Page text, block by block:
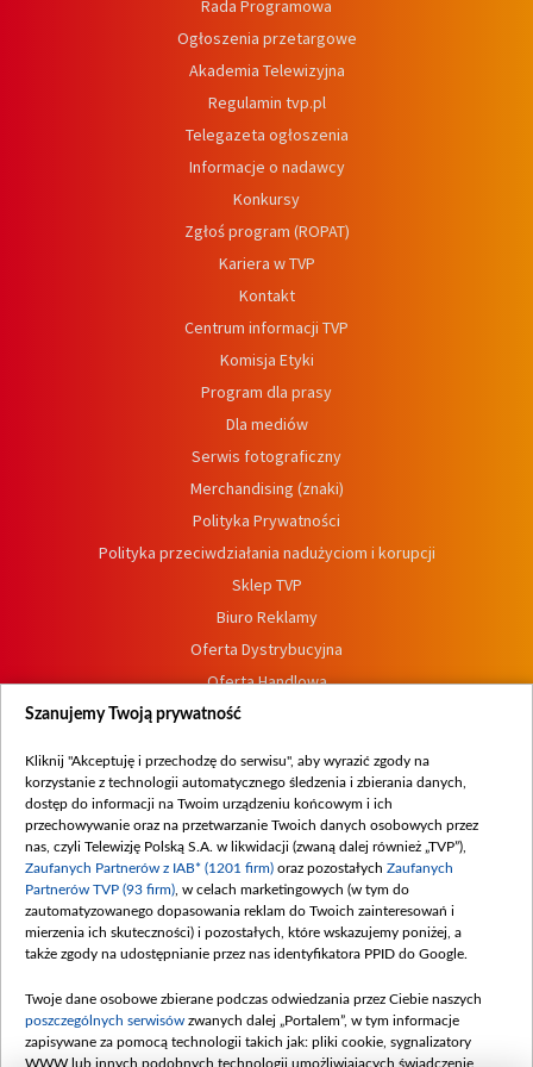
Rada Programowa
Ogłoszenia przetargowe
Akademia Telewizyjna
Regulamin tvp.pl
Telegazeta ogłoszenia
Informacje o nadawcy
Konkursy
Zgłoś program (ROPAT)
Kariera w TVP
Kontakt
Centrum informacji TVP
Komisja Etyki
Program dla prasy
Dla mediów
Serwis fotograficzny
Merchandising (znaki)
Polityka Prywatności
Polityka przeciwdziałania nadużyciom i korupcji
Sklep TVP
Biuro Reklamy
Oferta Dystrybucyjna
Oferta Handlowa
Dostępność
Procedura zgłoszeń wewnętrznych
Szanujemy Twoją prywatność
Kliknij "Akceptuję i przechodzę do serwisu", aby wyrazić zgody na
korzystanie z technologii automatycznego śledzenia i zbierania danych,
dostęp do informacji na Twoim urządzeniu końcowym i ich
przechowywanie oraz na przetwarzanie Twoich danych osobowych przez
nas, czyli Telewizję Polską S.A. w likwidacji (zwaną dalej również „TVP”),
Zaufanych Partnerów z IAB* (1201 firm) oraz pozostałych Zaufanych
Partnerów TVP (93 firm) , w celach marketingowych (w tym do
zautomatyzowanego dopasowania reklam do Twoich zainteresowań i
mierzenia ich skuteczności) i pozostałych, które wskazujemy poniżej, a
także zgody na udostępnianie przez nas identyfikatora PPID do Google.
Twoje dane osobowe zbierane podczas odwiedzania przez Ciebie naszych
poszczególnych serwisów zwanych dalej „Portalem”, w tym informacje
zapisywane za pomocą technologii takich jak: pliki cookie, sygnalizatory
WWW lub innych podobnych technologii umożliwiających świadczenie